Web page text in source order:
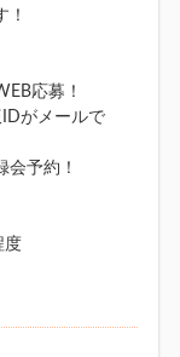
！
応募！
がメールで
会予約！
度